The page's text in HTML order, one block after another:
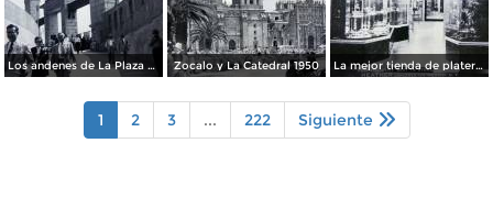
Los andenes de La Plaza de toros Ciudad de México 1950 Zocalo y La Catedral 1950 La mejor tienda de plateria.
1 2 3 ... 222 Siguiente